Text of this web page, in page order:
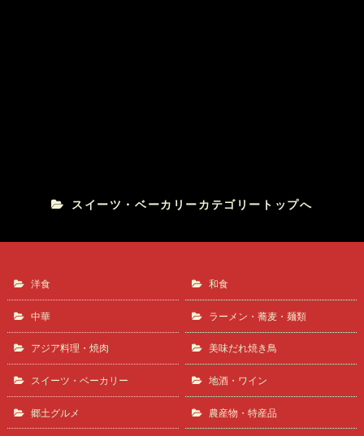
スイーツ・ベーカリーカテゴリートップへ
洋食 和食
中華 ラーメン・蕎麦・麺類
アジア料理・焼肉 美味だれ焼き鳥
スイーツ・ベーカリー 地酒・ワイン
郷土グルメ 農産物・特産品